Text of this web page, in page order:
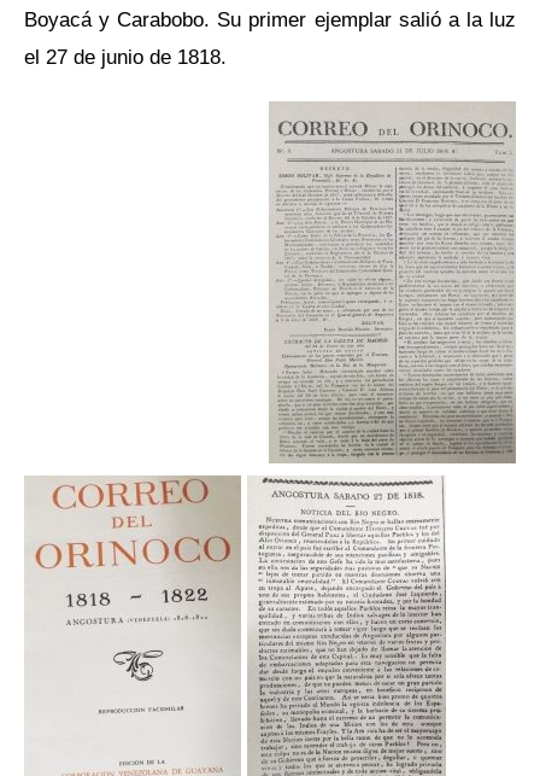
Boyacá y Carabobo. Su primer ejemplar salió a la luz
el 27 de junio de 1818.